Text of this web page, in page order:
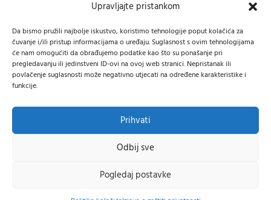
Upravljajte pristankom
Da bismo pružili najbolje iskustvo, koristimo tehnologije poput kolačića za
čuvanje i/ili pristup informacijama o uređaju. Suglasnost s ovim tehnologijama
će nam omogućiti da obrađujemo podatke kao što su ponašanje pri
pregledavanju ili jedinstveni ID-ovi na ovoj web stranici. Nepristanak ili
povlačenje suglasnosti može negativno utjecati na određene karakteristike i
funkcije.
Prihvati
Odbij sve
Pogledaj postavke
web trgovina s najvećom ponudom kopačica-freza i ostalih
NOVO NA BLOGU
INFORMACIJE O KUPNJI
Hrvatski